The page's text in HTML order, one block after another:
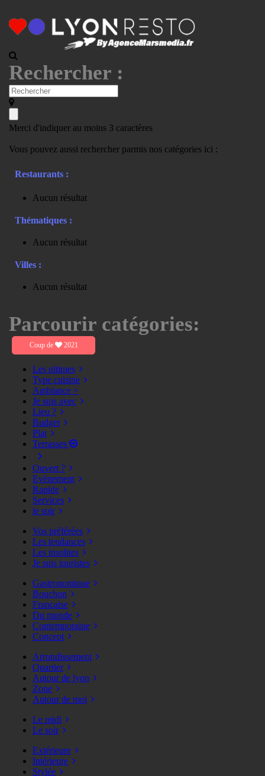
Rechercher :
Merci d'indiquer au moins 3 caractères
Vous pouvez aussi rechercher parmis nos catégories ici :
Restaurants :
Aucun résultat
Thématiques :
Aucun résultat
Villes :
Aucun résultat
Parcourir catégories:
Coup de 2021
Les ultimes
Type cuisine
Ambiance >
Je suis avec
Lieu ?
Budget
Plat
Terrasses
Ouvert ?
Evènement
Rapide
Services
le soir
Vos préférées
Les tendances
Les insolites
Je suis touristes
Gastronomique
Bouchon
Française
Du monde
Contemporaine
Concept
Arrondissement
Quartier
Autour de lyon
Zone
Autour de moi
Le midi
Le soir
Extérieure
Intérieure
Stylée